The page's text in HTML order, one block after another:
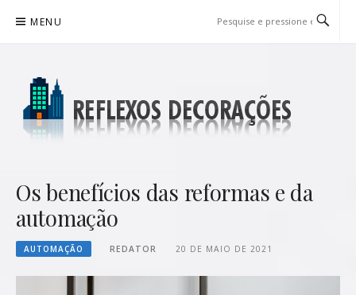
para
MENU
Os benefícios das reformas e da
automação
AUTOMAÇÃO REDATOR 20 DE MAIO DE 2021